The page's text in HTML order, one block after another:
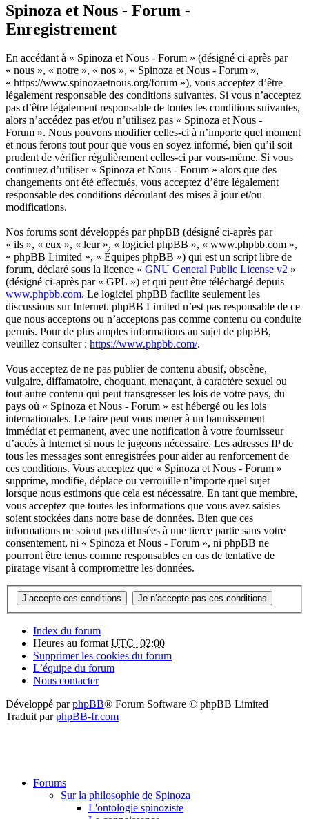
Spinoza et Nous - Forum -
Enregistrement
En accédant à « Spinoza et Nous - Forum » (désigné ci-après par
« nous », « notre », « nos », « Spinoza et Nous - Forum »,
« https://www.spinozaetnous.org/forum »), vous acceptez d’être
légalement responsable des conditions suivantes. Si vous n’acceptez
pas d’être légalement responsable de toutes les conditions suivantes,
alors n’accédez pas et/ou n’utilisez pas « Spinoza et Nous -
Forum ». Nous pouvons modifier celles-ci à n’importe quel moment
et nous ferons tout pour que vous en soyez informé, bien qu’il soit
prudent de vérifier régulièrement celles-ci par vous-même. Si vous
continuez d’utiliser « Spinoza et Nous - Forum » alors que des
changements ont été effectués, vous acceptez d’être légalement
responsable des conditions découlant des mises à jour et/ou
modifications.
Nos forums sont développés par phpBB (désigné ci-après par
« ils », « eux », « leur », « logiciel phpBB », « www.phpbb.com »,
« phpBB Limited », « Équipes phpBB ») qui est un script libre de
forum, déclaré sous la licence « GNU General Public License v2 »
(désigné ci-après par « GPL ») et qui peut être téléchargé depuis
www.phpbb.com. Le logiciel phpBB facilite seulement les
discussions sur Internet. phpBB Limited n’est pas responsable de ce
que nous acceptons ou n’acceptons pas comme contenu ou conduite
permis. Pour de plus amples informations au sujet de phpBB,
veuillez consulter : https://www.phpbb.com/.
Vous acceptez de ne pas publier de contenu abusif, obscène,
vulgaire, diffamatoire, choquant, menaçant, à caractère sexuel ou
tout autre contenu qui peut transgresser les lois de votre pays, du
pays où « Spinoza et Nous - Forum » est hébergé ou les lois
internationales. Le faire peut vous mener à un bannissement
immédiat et permanent, avec une notification à votre fournisseur
d’accès à Internet si nous le jugeons nécessaire. Les adresses IP de
tous les messages sont enregistrées pour aider au renforcement de
ces conditions. Vous acceptez que « Spinoza et Nous - Forum »
supprime, modifie, déplace ou verrouille n’importe quel sujet
lorsque nous estimons que cela est nécessaire. En tant que membre,
vous acceptez que toutes les informations que vous avez saisies
soient stockées dans notre base de données. Bien que ces
informations ne soient pas diffusées à une tierce partie sans votre
consentement, ni « Spinoza et Nous - Forum », ni phpBB ne
pourront être tenus comme responsables en cas de tentative de
piratage visant à compromettre les données.
Index du forum
Heures au format UTC+02:00
Supprimer les cookies du forum
L’équipe du forum
Nous contacter
Développé parphpBB® Forum Software © phpBB Limited
Traduit parphpBB-fr.com
Forums
Sur la philosophie de Spinoza
L'ontologie spinoziste